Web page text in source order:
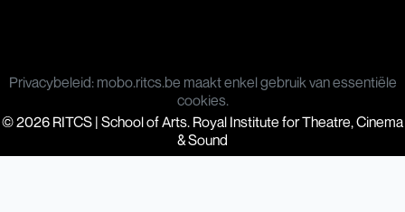
Privacybeleid: mobo.ritcs.be maakt enkel gebruik van essentiële
cookies.
© 2026 RITCS | School of Arts. Royal Institute for Theatre, Cinema
& Sound